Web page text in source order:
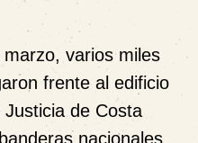
varios miles
frente al edificio
de Costa
nacionales,